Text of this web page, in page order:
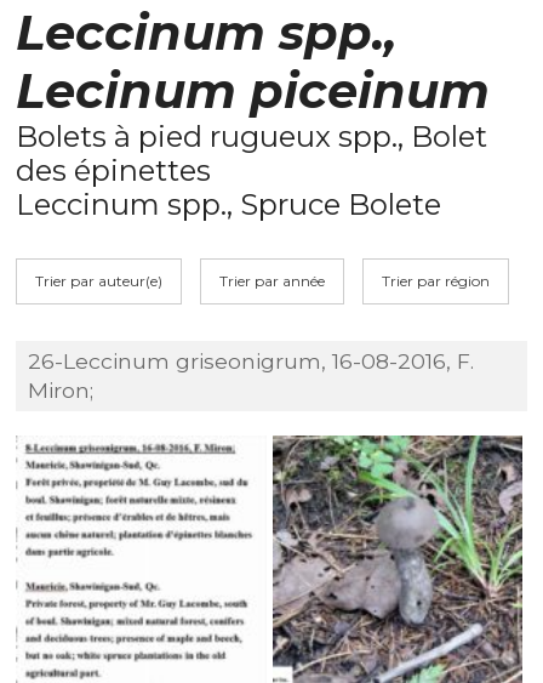
Leccinum spp.,
Lecinum piceinum
Bolets à pied rugueux spp., Bolet
des épinettes
Leccinum spp., Spruce Bolete
Trier par auteur(e) Trier par année Trier par région
26-Leccinum griseonigrum, 16-08-2016, F.
Miron;